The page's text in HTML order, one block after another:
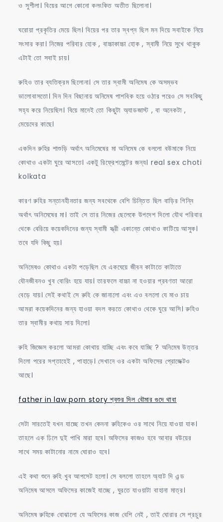
ও সুশীলা। বিয়ের আগে কোনো কলংকিত অতীত ছিলোনা।
ঘরোয়া প্রকৃতির মেয়ে ছিল। বিয়ের পর তার স্বপ্ন ছিল মন দিয়ে সবাইকে নিয়ে
সংসার করা। নিজের পরিবার হোক , বাচ্চাকাচ্চা হোক , স্বামী নিয়ে সুখে থাকুক
এটাই তো সবাই চায়।
রুহিও তার ব্যতিক্রম ছিলোনা। সে তার স্বামী অনিমেষ কে অসম্ভব
ভালোবাসতো। দিন দিন বিছানায় অনিমেষ পাশবিক হয়ে ওঠার পরেও সে সবকিছু
সহ্য করে নিয়েছিল। বিয়ে মানেই তো কিছুটা অ্যাডজাস্ট , বা অনেকটা ,
মেয়েদের কাছে।
একদিন রুহির শাশুড়ি অর্থাৎ অনিমেষের মা অনিমেষ কে বললো বউমাকে নিয়ে
কোথাও একটা ঘুরে আসতে। একটু রিফ্রেশমেন্টের জন্য। real sex choti
kolkata
কারণ রুহির সন্তানহীনতার জন্য সবথেকে বেশি চিন্তিত ছিল বাড়ির গিন্নি
অর্থাৎ অনিমেষের মা। তাই সে তার নিজের ছেলেকে উপদেশ দিলো যৌথ পরিবার
থেকে বেরিয়ে কয়েকদিনের জন্য স্বামী স্ত্রী একান্তে কোথাও কাটিয়ে আসুক।
তবে যদি কিছু হয়।
অনিমেষও কোথাও একটা পড়েছিল যে একঘেয়ে জীবন কাটাতে কাটাতে
যৌনজীবনও খুব বোরিং হয়ে যায়। তারফলে বাচ্চা না হওয়ার প্রবণতা আরো
বেড়ে যায়। সেই কথাই সে রুহি কে জানালো এবং এও বললো যে মাও চায়
আমরা কয়েকদিনের জন্য হাওয়া বদল করতে কোথাও থেকে ঘুরে আসি। রুহিও
তার স্বামীর কথায় সায় দিলো।
রুহি জিজ্ঞেস করলো আমরা কোথায় যাচ্ছি এবং কবে যাচ্ছি ? অনিমেষ উত্তর
দিলো পরের সপ্তাহেই , পাহাড়ে। সেখানে ওর একটা অফিসের প্রোজেক্টও
আছে।
father in law porn story শ্বশুর দিল বৌমার গুদে থাবা
সেটা সারতেই যখন যাচ্ছে তখন কেননা রুহিকেও ওর সাথে নিয়ে যাওয়া যাক।
তাহলে এক ঢিলে দুই পাখি মারা হবে। অফিসের কাজও হবে আবার বউয়ের
সাথে সময় কাটানোর নামে ঘোরাও হবে।
এই কথা শুনে রুহি খুব আপসেট হলো। সে বললো তাহলে অ্যাট দি এন্ড
অনিমেষ আসলে অফিসের কাজেই যাচ্ছে , ঘুরতে যাওয়াটা বাহানা মাত্র।
অনিমেষ রুহিকে বোঝালো যে অফিসের কাজ বেশি নেই , তাই ঘোরার সে প্রচুর